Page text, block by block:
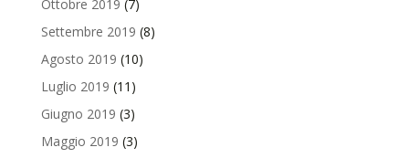
Ottobre 2019 (7)
Settembre 2019 (8)
Agosto 2019 (10)
Luglio 2019 (11)
Giugno 2019 (3)
Maggio 2019 (3)